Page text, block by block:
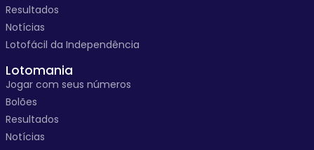
Resultados
Notícias
Lotofácil da Independência
Lotomania
Jogar com seus números
Bolões
Resultados
Notícias